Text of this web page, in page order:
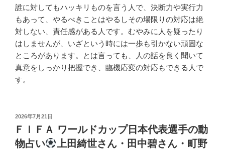
誰に対してもハッキリものを言う人で、決断力や実行力
もあって、やるべきことはやるしその場限りの対応は絶
対しない、責任感がある人です。むやみに人を疑ったり
はしませんが、いざという時には一歩も引かない頑固な
ところがあります。とは言っても、人の話を良く聞いて
真意をしっかり把握でき、臨機応変の対応もできる人で
す。
投
稿
日:
2026年7月21日
ＦＩＦＡ ワールドカップ日本代表選手の動
物占い
上田綺世さん・田中碧さん・町野